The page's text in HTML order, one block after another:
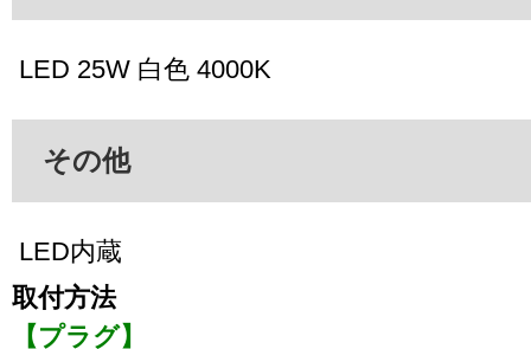
LED 25W 白色 4000K
その他
LED内蔵
取付方法
【プラグ】